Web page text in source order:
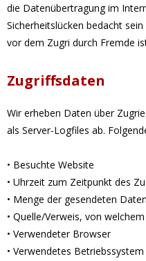
die Datenübertragung im
Sicherheitslücken bedacht
vor dem Zugriff durch Fremde
Zugriffsdaten
Wir erheben Daten über
als Server-Logfiles ab.
• Besuchte Website
• Uhrzeit zum Zeitpunkt des
• Menge der gesendeten
• Quelle/Verweis, von
• Verwendeter Browser
• Verwendetes Betriebssystem